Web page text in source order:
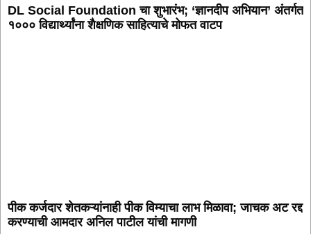
DL Social Foundation चा शुभारंभ; ‘ज्ञानदीप अभियान’ अंतर्गत
१००० विद्यार्थ्यांना शैक्षणिक साहित्याचे मोफत वाटप
पीक कर्जदार शेतकऱ्यांनाही पीक विम्याचा लाभ मिळावा; जाचक अट रद्द
करण्याची आमदार अनिल पाटील यांची मागणी